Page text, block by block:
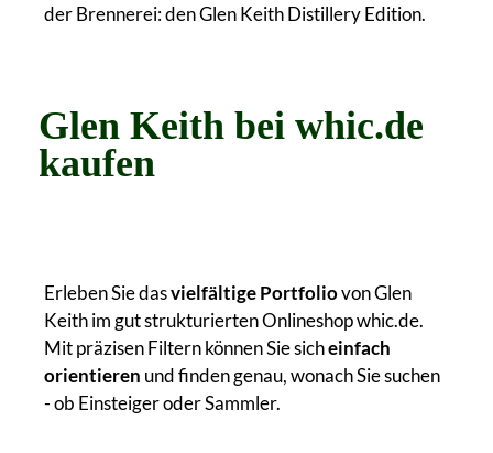
der Brennerei: den Glen Keith Distillery Edition.
Glen Keith bei whic.de
kaufen
Erleben Sie dasvielfältige Portfoliovon Glen
Keith im gut strukturierten Onlineshop whic.de.
Mit präzisen Filtern können Sie sicheinfach
orientieren und finden genau, wonach Sie suchen
- ob Einsteiger oder Sammler.